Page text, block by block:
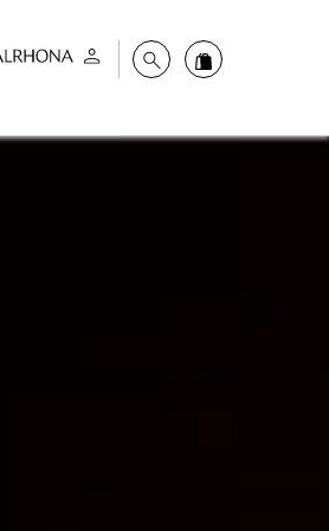
Mein konto SucheValrhona